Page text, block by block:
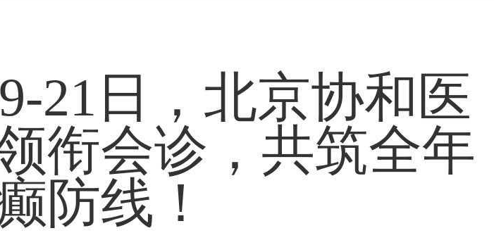
21日，北京协和医
衔会诊，共筑全年
防线！